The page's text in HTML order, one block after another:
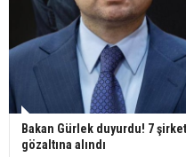
Bakan Gürlek duyurdu! 7
gözaltına alındı